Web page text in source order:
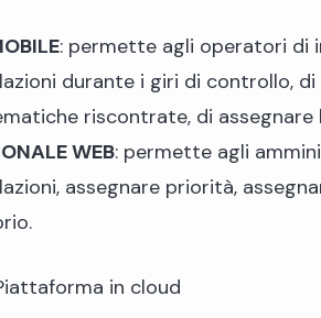
: permette agli operatori di
durante i giri di controllo,
riscontrate, di
WEB: permette agli
assegnare priorità,
in cloud